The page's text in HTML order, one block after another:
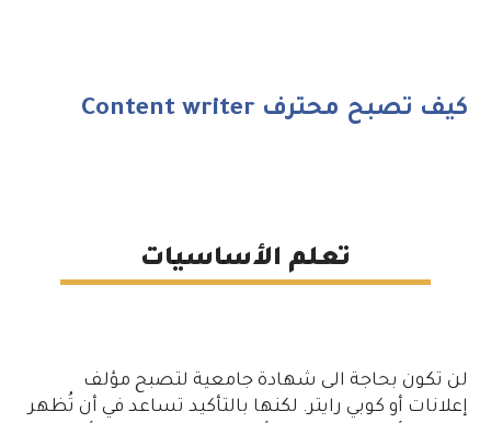
كيف تصبح محترف Content writer
تعلم الأساسيات
لن تكون بحاجة الى شهادة جامعية لتصبح مؤلف
إعلانات أو كوبي رايتر. لكنها بالتأكيد تساعد في أن تُظهر